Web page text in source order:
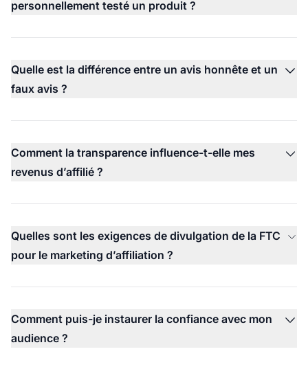
personnellement testé un produit ?
Quelle est la différence entre un avis honnête et un
faux avis ?
Comment la transparence influence-t-elle mes
revenus d’affilié ?
Quelles sont les exigences de divulgation de la FTC
pour le marketing d’affiliation ?
Comment puis-je instaurer la confiance avec mon
audience ?